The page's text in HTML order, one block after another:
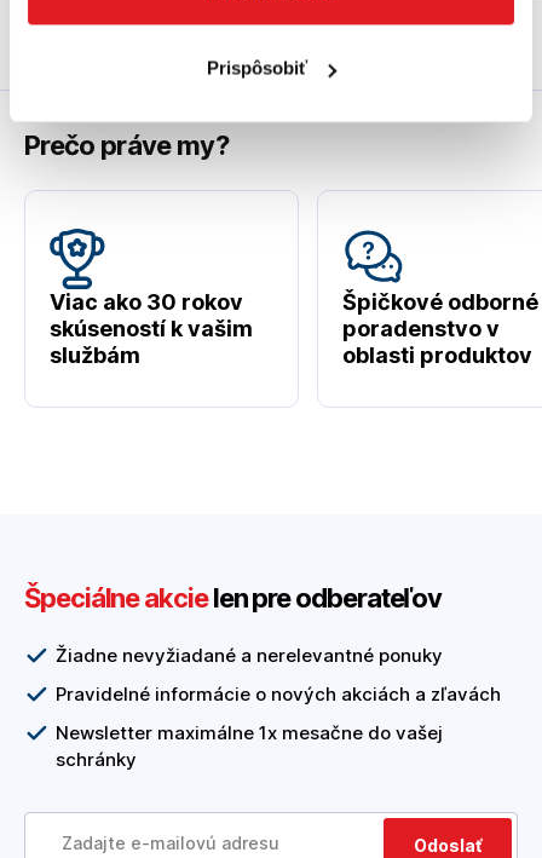
Prispôsobiť
Prečo práve my?
Viac ako 30 rokov
skúseností k vašim
službám
Špičkové odborné
poradenstvo v
oblasti produktov
Špeciálne akcielen pre odberateľov
Žiadne nevyžiadané a nerelevantné ponuky
Pravidelné informácie o nových akciách a zľavách
Newsletter maximálne 1x mesačne do vašej
schránky
Odoslať